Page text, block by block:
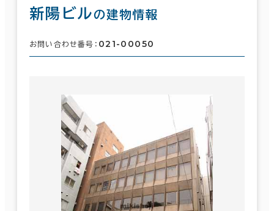
新陽ビルの建物情報
お問い合わせ番号： 021-00050